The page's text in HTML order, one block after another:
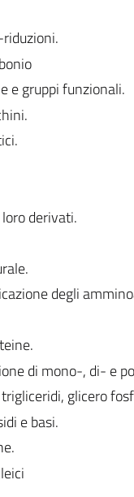
e gruppi funzionali.
derivati.
degli
di mono-, di- e
glicero
e basi.